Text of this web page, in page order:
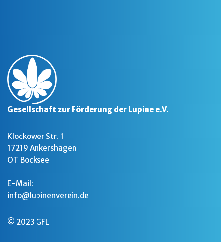
Gesellschaft zur Förderung der Lupine e.V.
Klockower Str. 1
17219 Ankershagen
OT Bocksee
E-Mail:
info@lupinenverein.de
© 2023 GFL